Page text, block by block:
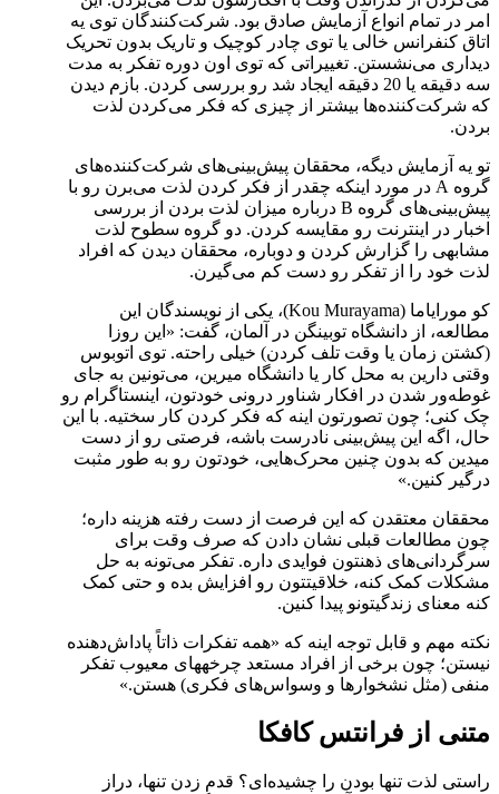
امر در تمام انواع آزمایش صادق بود. شرکت‌کنندگان توی یه
اتاق کنفرانس خالی یا توی چادر کوچیک و تاریک بدون تحریک
دیداری می‌نشستن. تغییراتی که توی اون دوره تفکر به مدت
سه دقیقه یا 20 دقیقه ایجاد شد رو بررسی کردن. بازم دیدن
که شرکت‌کننده‌ها بیشتر از چیزی که فکر می‌کردن لذت
بردن.
تو یه آزمایش دیگه، محققان پیش‌بینی‌های شرکت‌کننده‌های
گروه A در مورد اینکه چقدر از فکر کردن لذت می‌برن رو با
پیش‌بینی‌های گروه B درباره میزان لذت بردن از بررسی
اخبار در اینترنت رو مقایسه کردن. دو گروه سطوح لذت
مشابهی را گزارش کردن و دوباره، محققان دیدن که افراد
لذت خود را از تفکر رو دست کم می‌گیرن.
کو مورایاما (Kou Murayama)، یکی از نویسندگان این
مطالعه، از دانشگاه توبینگن در آلمان، گفت: «این روزا
(کشتن زمان یا وقت تلف کردن) خیلی راحته. توی اتوبوس
وقتی دارین به محل کار یا دانشگاه میرین، می‌تونین به جای
غوطه‌ور شدن در افکار شناور درونی خودتون، اینستاگرام رو
چک کنی؛ چون تصورتون اینه که فکر کردن کار سختیه. با این
حال، اگه این پیش‌بینی نادرست باشه، فرصتی رو از دست
میدین که بدون چنین محرک‌هایی، خودتون رو به طور مثبت
درگیر کنین.»
محققان معتقدن که این فرصت از دست رفته هزینه داره؛
چون مطالعات قبلی نشان دادن که صرف وقت برای
سرگردانی‌های ذهنتون فوایدی داره. تفکر می‌تونه به حل
مشکلات کمک کنه، خلاقیتتون رو افزایش بده و حتی کمک
کنه معنای زندگیتونو پیدا کنین.
نکته مهم و قابل توجه اینه که «همه تفکرات ذاتاً پاداش‌دهنده
نیستن؛ چون برخی از افراد مستعد چرخه‎های معیوب تفکر
منفی (مثل نشخوارها و وسواس‌های فکری) هستن.»
متنی از فرانتس کافکا
راستی لذت تنها بودن را چشیده‌ای؟ قدم زدن تنها، دراز